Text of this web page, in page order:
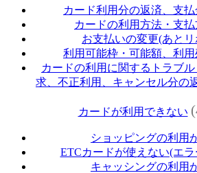
カード利用分の返済、支
カードの利用方法・支
お支払いの変更(あと
利用可能枠・可能額、利
カードの利用に関するトラブ
求、不正利用、キャンセル分の
カードが利用できない
ショッピングの利用
ETCカードが使えない(エ
キャッシングの利用